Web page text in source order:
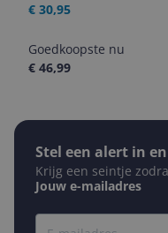
€ 30,95
Goedkoopste nu
€ 46,99
Stel een alert in
Krijg een seintje
Jouw e-mailadres